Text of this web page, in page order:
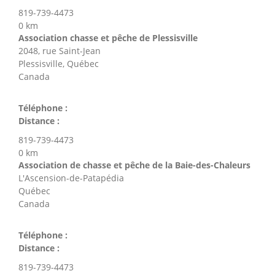
819-739-4473
0 km
Association chasse et pêche de Plessisville
2048, rue Saint-Jean
Plessisville, Québec
Canada
Téléphone :
Distance :
819-739-4473
0 km
Association de chasse et pêche de la Baie-des-Chaleurs
L'Ascension-de-Patapédia
Québec
Canada
Téléphone :
Distance :
819-739-4473